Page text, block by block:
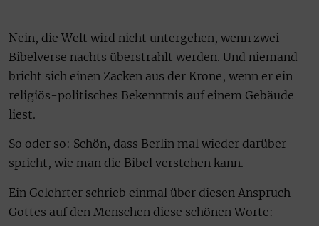
Nein, die Welt wird nicht untergehen, wenn zwei
Bibelverse nachts überstrahlt werden. Und niemand
bricht sich einen Zacken aus der Krone, wenn er ein
religiös-politisches Bekenntnis auf einem Gebäude
liest.
So oder so: Schön, dass Berlin mal wieder darüber
spricht, wie man die Bibel verstehen kann.
Ein Gelehrter schrieb einmal über diesen Anspruch
Gottes auf den Menschen diese schönen Worte: